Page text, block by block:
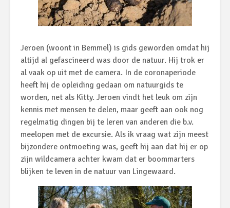
Jeroen (woont in Bemmel) is gids geworden omdat hij
altijd al gefascineerd was door de natuur. Hij trok er
al vaak op uit met de camera. In de coronaperiode
heeft hij de opleiding gedaan om natuurgids te
worden, net als Kitty. Jeroen vindt het leuk om zijn
kennis met mensen te delen, maar geeft aan ook nog
regelmatig dingen bij te leren van anderen die b.v.
meelopen met de excursie. Als ik vraag wat zijn meest
bijzondere ontmoeting was, geeft hij aan dat hij er op
zijn wildcamera achter kwam dat er boommarters
blijken te leven in de natuur van Lingewaard.